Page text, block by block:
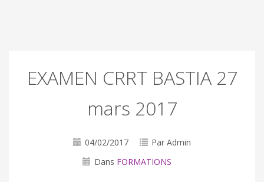
EXAMEN CRRT BASTIA 27
mars 2017
04/02/2017
Par Admin
Dans FORMATIONS